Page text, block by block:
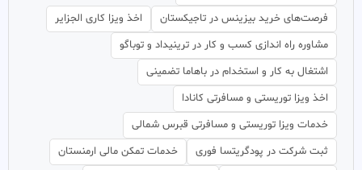
فرصت‌های خرید بیزینس در تاجیکستان
اخذ ویزا کاری الجزایر
مشاوره راه اندازی کسب و کار در ترینیداد و توباگو
اشتغال به کار و استخدام در باهاما تضمینی
اخذ ویزا توریستی و مسافرتی کانادا
خدمات ویزا توریستی و مسافرتی قبرس شمالی
ثبت شرکت در پودگریتسا فوری
خدمات تمکن مالی ارمنستان